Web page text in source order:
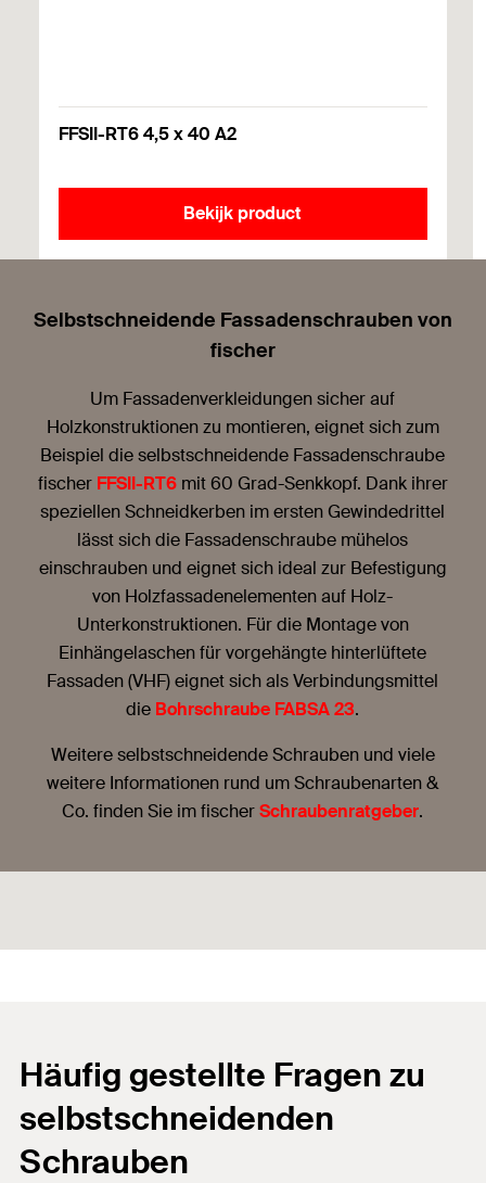
FFSII-RT6 4,5 x 40 A2
Bekijk product
Selbstschneidende Fassadenschrauben von
fischer
Um Fassadenverkleidungen sicher auf
Holzkonstruktionen zu montieren, eignet sich zum
Beispiel die selbstschneidende Fassadenschraube
fischer FFSII-RT6mit 60 Grad-Senkkopf. Dank ihrer
speziellen Schneidkerben im ersten Gewindedrittel
lässt sich die Fassadenschraube mühelos
einschrauben und eignet sich ideal zur Befestigung
von Holzfassadenelementen auf Holz-
Unterkonstruktionen. Für die Montage von
Einhängelaschen für vorgehängte hinterlüftete
Fassaden (VHF) eignet sich als Verbindungsmittel
die Bohrschraube FABSA 23.
Weitere selbstschneidende Schrauben und viele
weitere Informationen rund um Schraubenarten &
Co. finden Sie im fischerSchraubenratgeber.
Häufig gestellte Fragen zu
selbstschneidenden
Schrauben